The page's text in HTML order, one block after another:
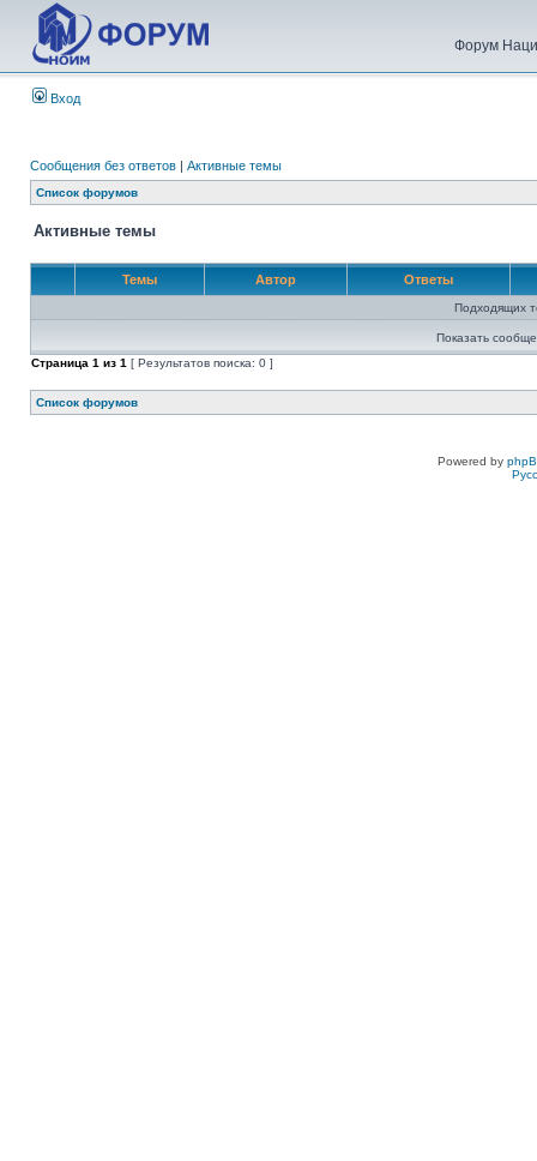
Форум
Вход
Сообщения без ответов | Активные темы
Список форумов
Активные темы
Темы Автор Ответы
Подходящих
Показать
Страница 1 из 1 [ Результатов поиска: 0 ]
Список форумов
Powered by